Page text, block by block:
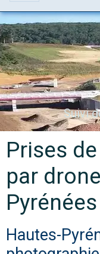
Suivi
Prises
par
Pyrénées
Hautes-